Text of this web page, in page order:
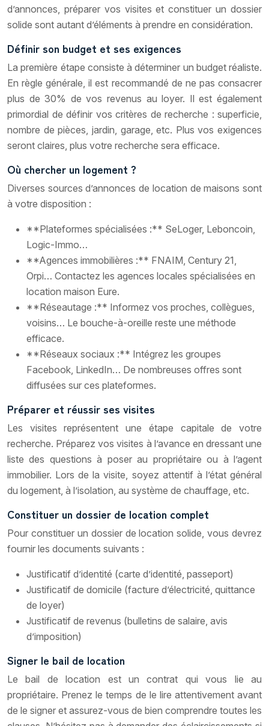
d’annonces, préparer vos visites et constituer un dossier
solide sont autant d’éléments à prendre en considération.
Définir son budget et ses exigences
La première étape consiste à déterminer un budget réaliste.
En règle générale, il est recommandé de ne pas consacrer
plus de 30% de vos revenus au loyer. Il est également
primordial de définir vos critères de recherche : superficie,
nombre de pièces, jardin, garage, etc. Plus vos exigences
seront claires, plus votre recherche sera efficace.
Où chercher un logement ?
Diverses sources d’annonces de location de maisons sont
à votre disposition :
**Plateformes spécialisées :** SeLoger, Leboncoin,
Logic-Immo…
**Agences immobilières :** FNAIM, Century 21,
Orpi… Contactez les agences locales spécialisées en
location maison Eure.
**Réseautage :** Informez vos proches, collègues,
voisins… Le bouche-à-oreille reste une méthode
efficace.
**Réseaux sociaux :** Intégrez les groupes
Facebook, LinkedIn… De nombreuses offres sont
diffusées sur ces plateformes.
Préparer et réussir ses visites
Les visites représentent une étape capitale de votre
recherche. Préparez vos visites à l’avance en dressant une
liste des questions à poser au propriétaire ou à l’agent
immobilier. Lors de la visite, soyez attentif à l’état général
du logement, à l’isolation, au système de chauffage, etc.
Constituer un dossier de location complet
Pour constituer un dossier de location solide, vous devrez
fournir les documents suivants :
Justificatif d’identité (carte d’identité, passeport)
Justificatif de domicile (facture d’électricité, quittance
de loyer)
Justificatif de revenus (bulletins de salaire, avis
d’imposition)
Signer le bail de location
Le bail de location est un contrat qui vous lie au
propriétaire. Prenez le temps de le lire attentivement avant
de le signer et assurez-vous de bien comprendre toutes les